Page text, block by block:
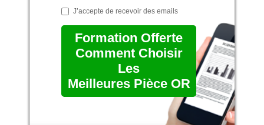
J’accepte de recevoir des emails
Formation Offerte
Comment Choisir
Les
Meilleures Pièce OR